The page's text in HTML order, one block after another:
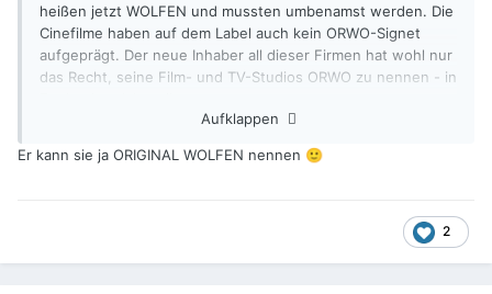
heißen jetzt WOLFEN und mussten umbenamst werden. Die
Cinefilme haben auf dem Label auch kein ORWO-Signet
aufgeprägt. Der neue Inhaber all dieser Firmen hat wohl nur
das Recht, seine Film- und TV-Studios ORWO zu nennen - in
Aufklappen
Er kann sie ja ORIGINAL WOLFEN nennen 🙂
2